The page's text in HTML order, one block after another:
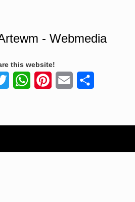
- Webmedia
this website!
Twitter WhatsAppPinterestEmail